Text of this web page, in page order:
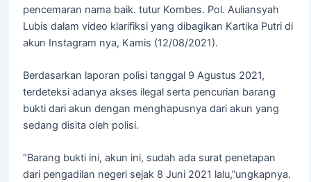
pencemaran nama baik. tutur Kombes. Pol. Auliansyah
Lubis dalam video klarifiksi yang dibagikan Kartika Putri di
akun Instagram nya, Kamis (12/08/2021).
Berdasarkan laporan polisi tanggal 9 Agustus 2021,
terdeteksi adanya akses ilegal serta pencurian barang
bukti dari akun dengan menghapusnya dari akun yang
sedang disita oleh polisi.
“Barang bukti ini, akun ini, sudah ada surat penetapan
dari pengadilan negeri sejak 8 Juni 2021 lalu,”ungkapnya.